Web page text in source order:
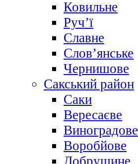
Ковильне
Руч’ї
Славне
Слов’янське
Чернишове
Сакський район
Саки
Вересаєве
Виноградове
Воробйове